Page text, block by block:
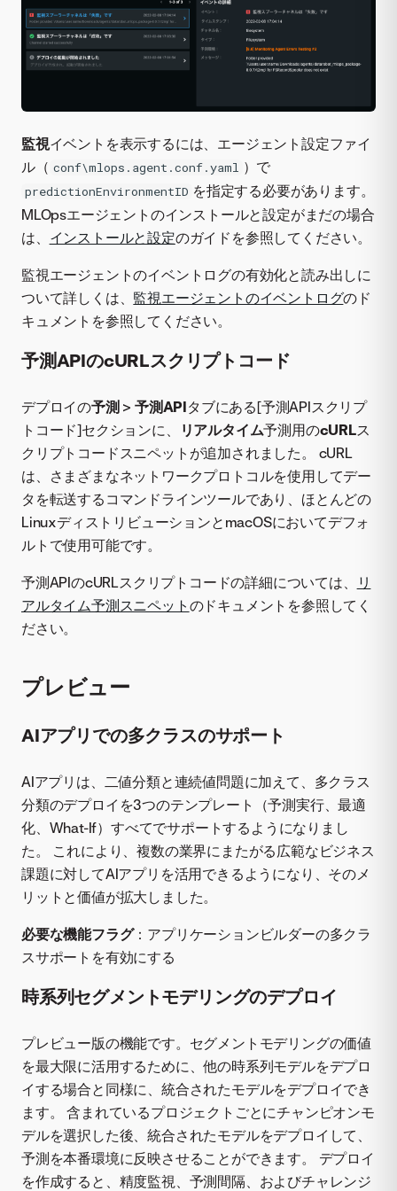
監視イベントを表示するには、エージェント設定ファイ
ル（ conf\mlops.agent.conf.yaml ）で
predictionEnvironmentID を指定する必要があります。
MLOpsエージェントのインストールと設定がまだの場合
は、 インストールと設定のガイドを参照してください。
監視エージェントのイベントログの有効化と読み出しに
ついて詳しくは、 監視エージェントのイベントログのド
キュメントを参照してください。
予測APIのcURLスクリプトコード
デプロイの予測 >予測APIタブにある[予測APIスクリプ
トコード]セクションに、
リアルタイム予測用のcURLス
クリプトコードスニペットが追加されました。 cURL
は、さまざまなネットワークプロトコルを使用してデー
タを転送するコマンドラインツールであり、ほとんどの
LinuxディストリビューションとmacOSにおいてデフォ
ルトで使用可能です。
予測APIのcURLスクリプトコードの詳細については、
リ
アルタイム予測スニペット のドキュメントを参照してく
ださい。
プレビュー
AIアプリでの多クラスのサポート
AIアプリは、二値分類と連続値問題に加えて、多クラス
分類のデプロイを3つのテンプレート（予測実行、最適
化、What-If）すべてでサポートするようになりまし
た。 これにより、複数の業界にまたがる広範なビジネス
課題に対してAIアプリを活用できるようになり、そのメ
リットと価値が拡大しました。
必要な機能フラグ：アプリケーションビルダーの多クラ
スサポートを有効にする
時系列セグメントモデリングのデプロイ
プレビュー版の機能です。セグメントモデリングの価値
を最大限に活用するために、他の時系列モデルをデプロ
イする場合と同様に、統合されたモデルをデプロイでき
ます。 含まれているプロジェクトごとにチャンピオンモ
デルを選択した後、統合されたモデルをデプロイして、
予測を本番環境に反映させることができます。 デプロイ
を作成すると、精度監視、予測間隔、およびチャレンジ